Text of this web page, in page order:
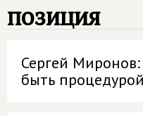
позиция
Сергей
быть